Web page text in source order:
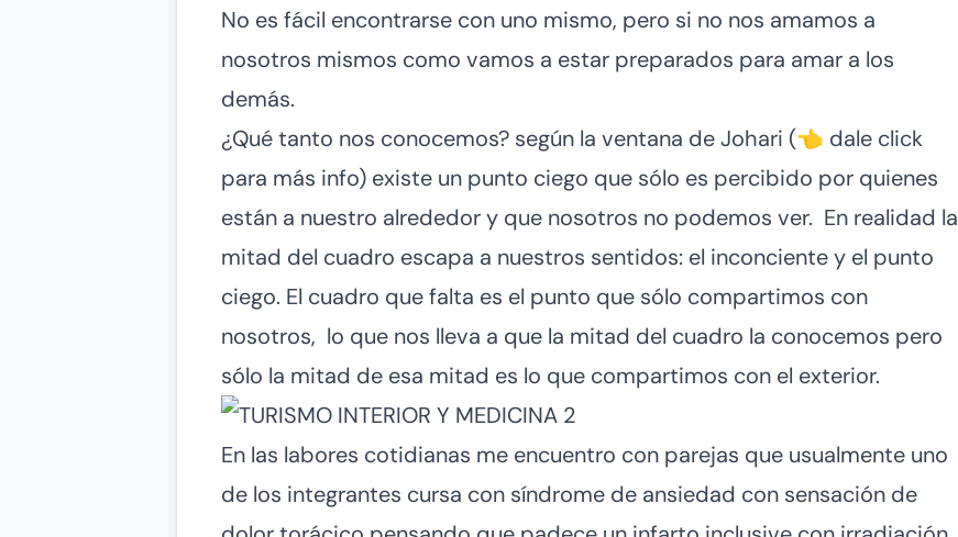
No es fácil encontrarse con uno mismo, pero si no nos amamos a
nosotros mismos como vamos a estar preparados para amar a los
demás.
¿Qué tanto nos conocemos? según la ventana de Johari (👈 dale click
para más info) existe un punto ciego que sólo es percibido por quienes
están a nuestro alrededor y que nosotros no podemos ver. En realidad la
mitad del cuadro escapa a nuestros sentidos: el inconciente y el punto
ciego. El cuadro que falta es el punto que sólo compartimos con
nosotros, lo que nos lleva a que la mitad del cuadro la conocemos pero
sólo la mitad de esa mitad es lo que compartimos con el exterior.
En las labores cotidianas me encuentro con parejas que usualmente uno
de los integrantes cursa con síndrome de ansiedad con sensación de